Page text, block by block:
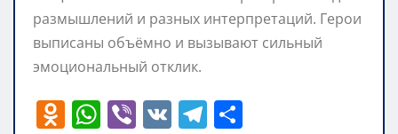
размышлений и разных интерпретаций. Герои
выписаны объёмно и вызывают сильный
эмоциональный отклик.
O W Vi V T